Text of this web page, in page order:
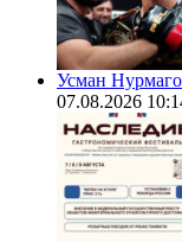
Усман
07.08.2026